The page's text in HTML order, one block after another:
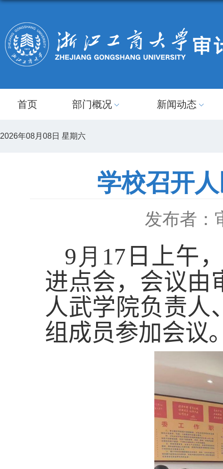
首页 部门概况 新闻动态
2026年08月08日 星期六
学校召开
发布者：
9 月 17 日 上午
进点会， 会议由
人武学院负责人
组成员参加会议